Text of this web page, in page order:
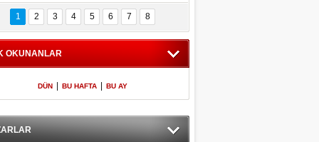
İstanbul
Adaları
600 milletvekilinin
listesi
1 2 3 4 5 6 7 8
OKUNANLAR
DÜN BU HAFTA BU AY